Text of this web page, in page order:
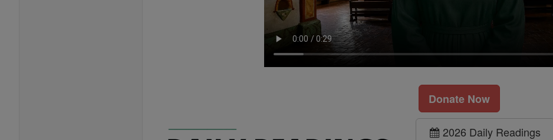
Donate Now
2026 Daily Readings